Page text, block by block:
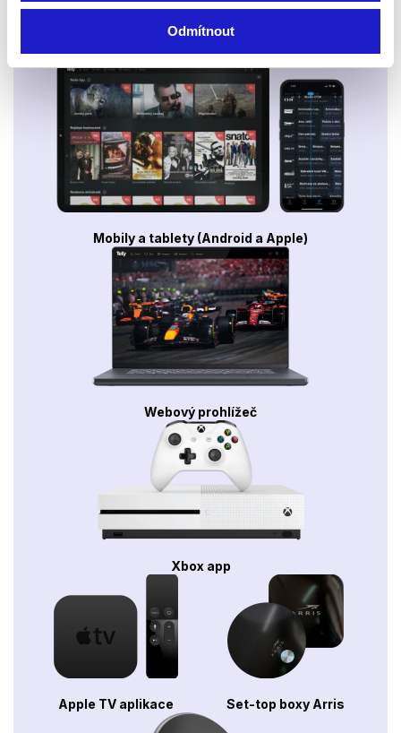
Odmítnout
Mobily a tablety (Android a Apple)
Webový prohlížeč
Xbox app
Apple TV aplikace Set-top boxy Arris